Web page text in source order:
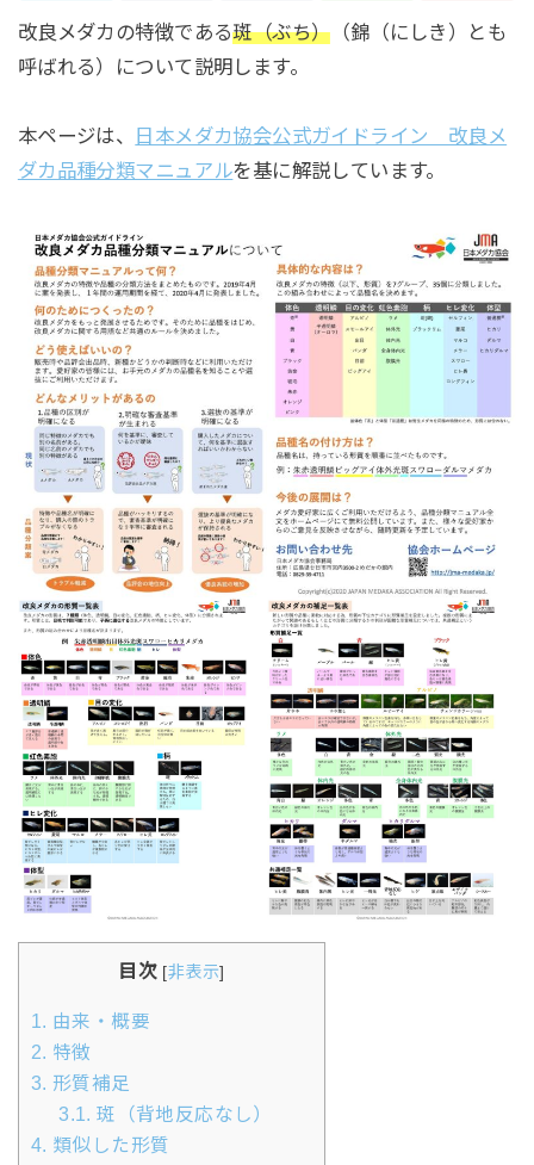
改良メダカの特徴である斑（ぶち） （錦（にしき）とも
呼ばれる）について説明します。
本ページは、
日本メダカ協会公式ガイドライン 改良メ
ダカ品種分類マニュアルを基に解説しています。
目次 [非表示]
1. 由来・概要
2. 特徴
3. 形質補足
3.1. 斑（背地反応なし）
4. 類似した形質